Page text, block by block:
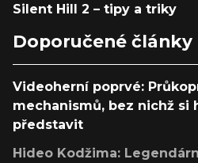
Silent Hill 2 – tipy a triky
Doporučené články
Videoherní poprvé:
mechanismů, bez nichž si
představit
Hideo Kodžima: